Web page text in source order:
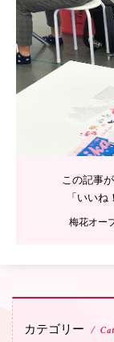
この記事
「いいね
梅花オー
カテゴリー